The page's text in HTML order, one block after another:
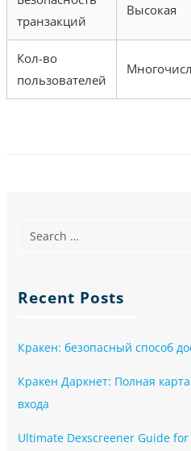
транзакций
Высокая
Кол-во
пользователей
Recent Posts
Кракен: безопасный способ
Кракен Даркнет: Полная
входа
Ultimate Dexscreener Guide